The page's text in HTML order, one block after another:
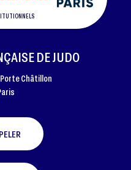
DE JUDO
Porte Châtillon